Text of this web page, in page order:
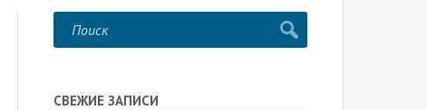
СВЕЖИЕ ЗАПИСИ